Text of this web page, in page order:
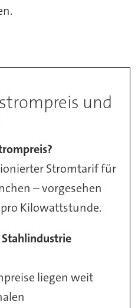
und
Stromtarif für
– vorgesehen
Kilowattstunde.
liegen weit